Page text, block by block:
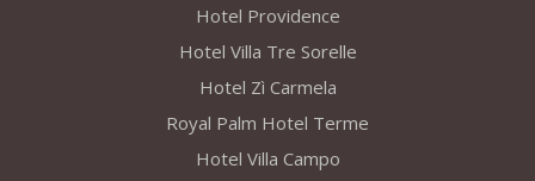
Hotel Providence
Hotel Villa Tre Sorelle
Hotel Zì Carmela
Royal Palm Hotel Terme
Hotel Villa Campo